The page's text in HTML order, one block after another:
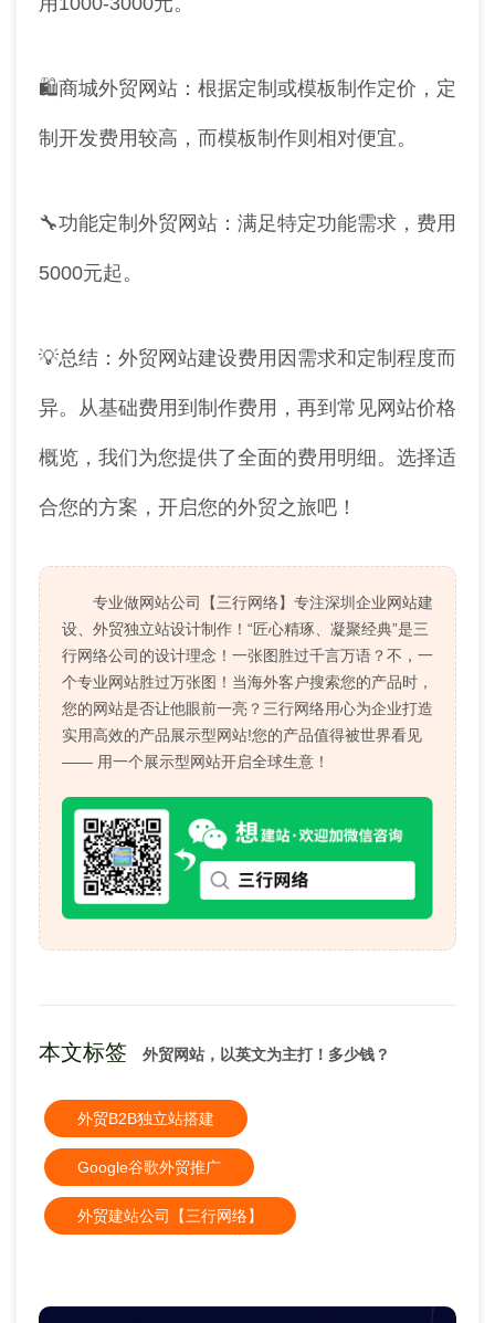
🛍️商城外贸网站：根据定制或模板制作定价，定
制开发费用较高，而模板制作则相对便宜。
🔧功能定制外贸网站：满足特定功能需求，费用
5000元起。
💡总结：外贸网站建设费用因需求和定制程度而
异。从基础费用到制作费用，再到常见网站价格
概览，我们为您提供了全面的费用明细。选择适
合您的方案，开启您的外贸之旅吧！
专业做网站公司【三行网络】专注深圳企业网站建
设、外贸独立站设计制作！“匠心精琢、凝聚经典”是三
行网络公司的设计理念！一张图胜过千言万语？不，一
个专业网站胜过万张图！当海外客户搜索您的产品时，
您的网站是否让他眼前一亮？三行网络用心为企业打造
实用高效的产品展示型网站!您的产品值得被世界看见
—— 用一个展示型网站开启全球生意！
本文标签 外贸网站，以英文为主打！多少钱？
外贸B2B独立站搭建
Google谷歌外贸推广
外贸建站公司【三行网络】